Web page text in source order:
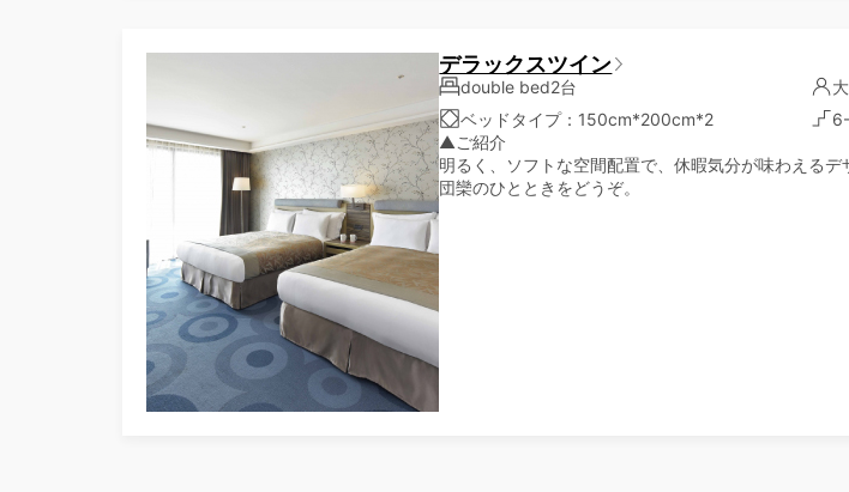
デラックスツイン
double bed2台
ベッドタイプ：150cm*200cm*2
▲ご紹介
明るく、ソフトな空間配置で、休暇気分が味わえる
団欒のひとときをどうぞ。